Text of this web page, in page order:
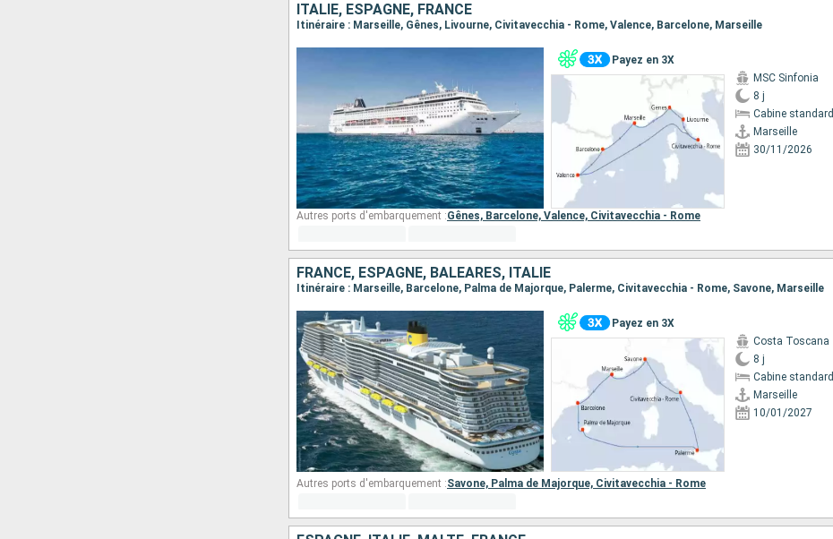
ITALIE, ESPAGNE, FRANCE
Itinéraire : Marseille, Gênes, Livourne, Civitavecchia - Rome, Valence, Barcelone, Marseille
Payez en 3X
MSC Sinfonia
8 j
Cabine standard
Marseille
30/11/2026
Autres ports d'embarquement :Gênes, Barcelone, Valence, Civitavecchia - Rome
FRANCE, ESPAGNE, BALÉARES, ITALIE
Itinéraire : Marseille, Barcelone, Palma de Majorque, Palerme, Civitavecchia - Rome, Savone, Marseille
Payez en 3X
Costa Toscana
8 j
Cabine standard
Marseille
10/01/2027
Autres ports d'embarquement :Savone, Palma de Majorque, Civitavecchia - Rome